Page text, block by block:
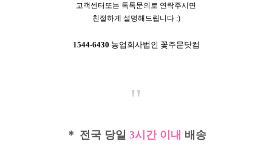
고객센터또는 톡톡문의로 연락주시면
친절하게 설명해드립니다 :)
1544-6430 농업회사법인 꽃주문닷컴
"
＊ 전국 당일 3시간 이내 배송